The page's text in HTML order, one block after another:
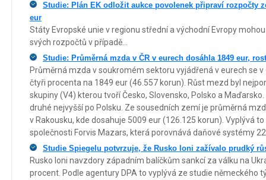
Studie: Plán EK odložit aukce povolenek připraví rozpočty
eur
Státy Evropské unie v regionu střední a východní Evropy
svých rozpočtů v případě...
Studie: Průměrná mzda v ČR v eurech dosáhla 1849 eur,
Průměrná mzda v soukromém sektoru vyjádřená v eurech se
čtyři procenta na 1849 eur (46.557 korun). Růst mezd byl
skupiny (V4) kterou tvoří Česko, Slovensko, Polsko a
druhé nejvyšší po Polsku. Ze sousedních zemí je průměrná
v Rakousku, kde dosahuje 5009 eur (126.125 korun). Vyplývá
společnosti Forvis Mazars, která porovnává daňové systémy
Studie Spiegelu potvrzuje, že Rusko loni zažívalo prudký
Rusko loni navzdory západním balíčkům sankcí za válku na
procent. Podle agentury DPA to vyplývá ze studie německého